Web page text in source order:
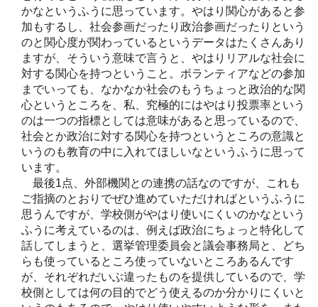
かなというふうに思っています。やはり関心があると参
加もするし、社会参画だったり政治参画だったりという
のと関心度が関わっているというデータはたくさんあり
ますが、そういう意味で言うと、やはりリアルな社会に
対する関心を持つということ。ボランティアなどの参加
までいっても、なかなか社会のもうちょっと政治的な関
心というところを、私、究極的にはやはり投票率という
のは一つの指標としては意味があると思っているので、
社会とか政治に対する関心を持つというところの意識と
いうのも教育の中に入れてほしいなというふうに思って
います。
最後1点、外部機関との連携の話なのですが、これも
ご指摘のとおりでぜひ進めていただければというふうに
思うんですが、学校側がやはり使いにくいのかなという
ふうに考えているのは、例えば政治にちょっと特化して
話してしまうと、選挙管理委員会と議会事務局と、どち
らも使っているところ使っていないところあるんです
が、それぞれだいぶ違ったものを提供しているので、学
校側としては何の目的でどう使えるのか分かりにくいと